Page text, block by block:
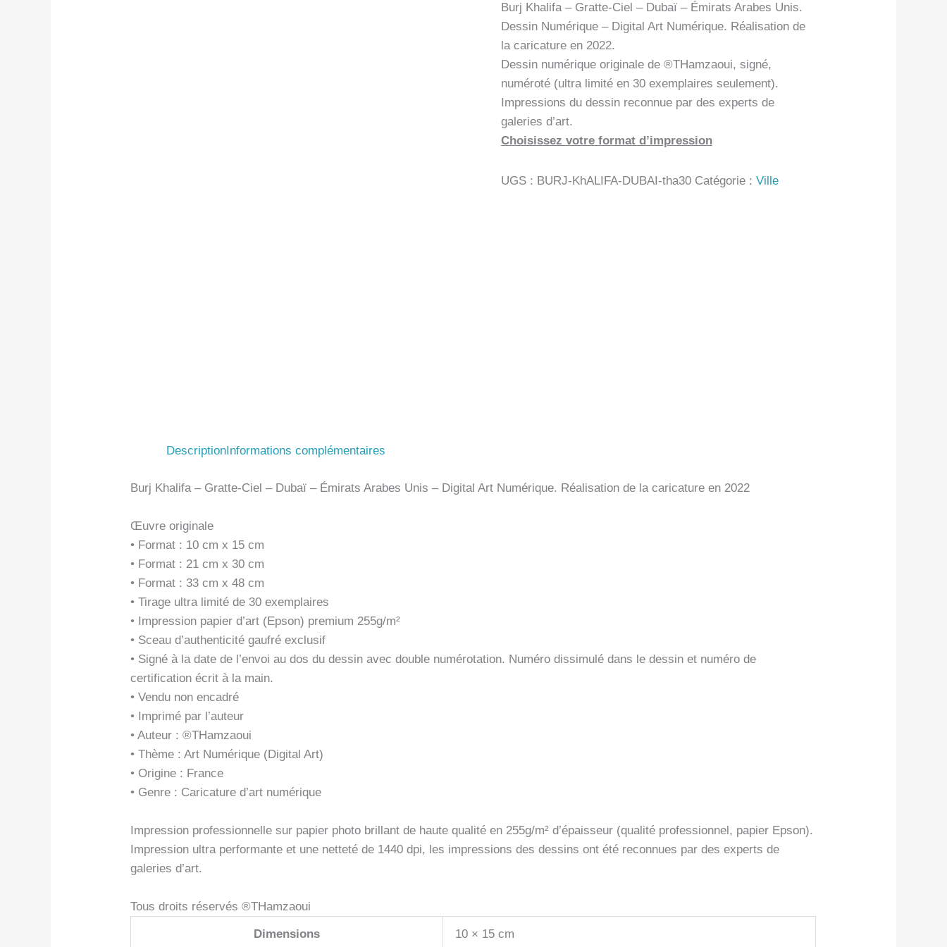
Burj Khalifa – Gratte-Ciel – Dubaï – Émirats Arabes Unis.
Dessin Numérique – Digital Art Numérique. Réalisation de
la caricature en 2022.
Dessin numérique originale de ®THamzaoui, signé,
numéroté (ultra limité en 30 exemplaires seulement).
Impressions du dessin reconnue par des experts de
galeries d’art.
Choisissez votre format d’impression
UGS : BURJ-KhALIFA-DUBAI-tha30 Catégorie : Ville
Description Informations complémentaires
Burj Khalifa – Gratte-Ciel – Dubaï – Émirats Arabes Unis – Digital Art Numérique. Réalisation de la caricature en 2022
Œuvre originale
• Format : 10 cm x 15 cm
• Format : 21 cm x 30 cm
• Format : 33 cm x 48 cm
• Tirage ultra limité de 30 exemplaires
• Impression papier d’art (Epson) premium 255g/m²
• Sceau d’authenticité gaufré exclusif
• Signé à la date de l’envoi au dos du dessin avec double numérotation. Numéro dissimulé dans le dessin et numéro de
certification écrit à la main.
• Vendu non encadré
• Imprimé par l’auteur
• Auteur : ®THamzaoui
• Thème : Art Numérique (Digital Art)
• Origine : France
• Genre : Caricature d’art numérique
Impression professionnelle sur papier photo brillant de haute qualité en 255g/m² d’épaisseur (qualité professionnel, papier Epson).
Impression ultra performante et une netteté de 1440 dpi, les impressions des dessins ont été reconnues par des experts de
galeries d’art.
Tous droits réservés ®THamzaoui
Dimensions 10 × 15 cm